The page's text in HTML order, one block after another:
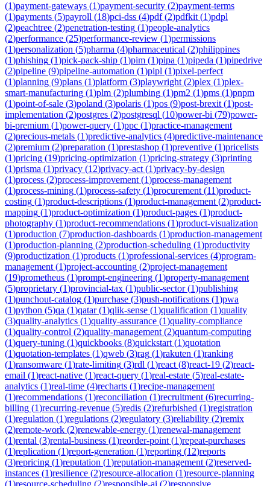
(1)payment-gateways (1)payment-security (2)payment-terms
(1)payments (5)payroll (18)pci-dss (4)pdf(2)pdfkit (1)pdpl
(2)peachtree (2)penetration-testing (1)people-analytics
(2)performance (25)performance-review (1)permissions
(1)personalization (5)pharma (4)pharmaceutical (2)philippines
(1)phishing (1)pick-pack-ship (1)pim (1)pipa (1)pipeda (1)pipedrive
(2)pipeline (9)pipeline-automation (1)pipl (1)pixel-perfect
(1)planning (9)plans (1)platform (3)playwright (2)plex (1)plex-
smart-manufacturing (1)plm (2)plumbing (1)pm2 (1)pms (1)pnpm
(1)point-of-sale (3)poland (3)polaris (1)pos (9)post-brexit (1)post-
implementation (2)postgres (2)postgresql (10)power-bi (79)power-
bi-premium (1)power-query (1)ppc (1)practice-management
(2)precious-metals (1)predictive-analytics (4)predictive-maintenance
(2)premium (2)preparation (1)prestashop (1)preventive (1)pricelists
(1)pricing (19)pricing-optimization (1)pricing-strategy (3)printing
(1)prisma (1)privacy (12)privacy-act (1)privacy-by-design
(1)process (2)process-improvement (1)process-management
(1)process-mining (1)process-safety (1)procurement (11)product-
costing (1)product-descriptions (1)product-management (2)product-
mapping (1)product-optimization (1)product-pages (1)product-
photography (1)product-recommendations (1)product-visualization
(1)production (7)production-dashboards (1)production-management
(1)production-planning (2)production-scheduling (1)productivity
(9)productization (1)products (1)professional-services (4)program-
management (1)project-accounting (2)project-management
(19)prometheus (1)prompt-engineering (1)property-management
(5)proprietary (1)provincial-tax (1)public-sector(1)publishing
(1)punchout-catalog (1)purchase (3)push-notifications (1)pwa
(1)python (5)qa (1)qatar(1)qlik-sense (1)qualification (1)quality
(3)quality-analytics (1)quality-assurance (1)quality-compliance
(1)quality-control (2)quality-management (2)quantum-computing
(1)query-tuning (1)quickbooks (8)quickstart (1)quotation
(1)quotation-templates (1)qweb (3)rag (1)rakuten (1)ranking
(1)ransomware (1)rate-limiting (3)rdl (1)react (8)react-19 (2)react-
email (1)react-native (1)react-query (1)real-estate (5)real-estate-
analytics (1)real-time (4)recharts (1)recipe-management
(1)recommendations (1)reconciliation (1)recruitment (6)recurring-
billing (1)recurring-revenue (5)redis (2)refurbished (1)registration
(1)regulation (1)regulations (2)regulatory (3)reliability (2)remix
(2)remote-work (2)renewable-energy (1)renewal-management
(1)rental (3)rental-business (1)reorder-point (1)repeat-purchases
(1)replication (1)report-generation (1)reporting (12)reports
(3)repricing (1)reputation (1)reputation-management (2)reserved-
instances (1)resilience (2)resource-allocation (1)resource-planning
(1)resource-scheduling (2)responsible-ai (2)responsive